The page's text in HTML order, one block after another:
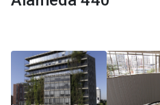
Reglamento de
Universidad Católica
Reglamento de
Católica de Chile LLM